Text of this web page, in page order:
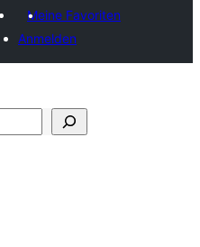
Meine Favoriten
Anmelden